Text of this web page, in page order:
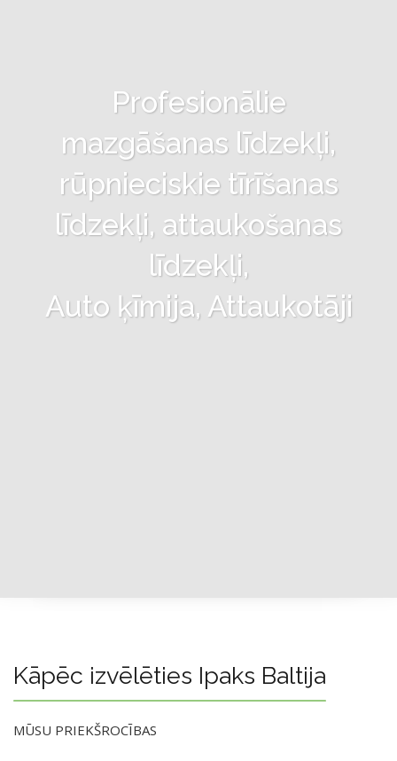
Profesionālie
mazgāšanas līdzekļi,
rūpnieciskie tīrīšanas
līdzekļi, attaukošanas
līdzekļi,
Auto ķīmija, Attaukotāji
Kāpēc izvēlēties Ipaks Baltija
MŪSU PRIEKŠROCĪBAS